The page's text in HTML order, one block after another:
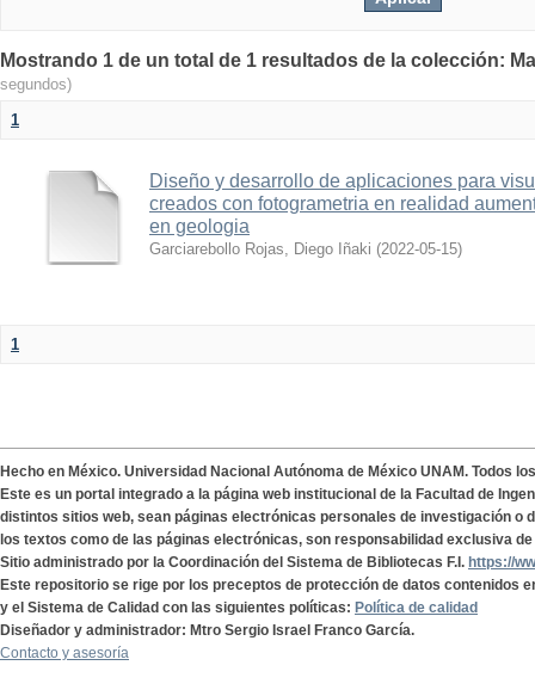
Mostrando 1 de un total de 1 resultados de la colección:
segundos)
1
Diseño y desarrollo de aplicaciones para
creados con fotogrametria en realidad
en geologia
Garciarebollo Rojas, Diego Iñaki (2022-05-15)
1
Hecho en México. Universidad Nacional Autónoma de México UNAM. Todos
Este es un portal integrado a la página web institucional de la Facultad de
distintos sitios web, sean páginas electrónicas personales de investigación o
los textos como de las páginas electrónicas, son responsabilidad exclusiva
Sitio administrado por la Coordinación del Sistema de Bibliotecas F.I. https://
Este repositorio se rige por los preceptos de protección de datos contenidos
y el Sistema de Calidad con las siguientes políticas: Política de calidad
Diseñador y administrador: Mtro Sergio Israel Franco García.
Contacto y asesoría